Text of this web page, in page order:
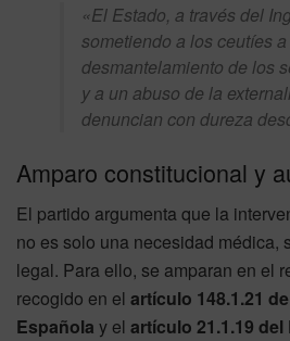
«El Estado, a través del
sometiendo a los ceutíes
desmantelamiento de los
y a un abuso de la
denuncian con dureza
Amparo constitucional y
El partido argumenta que la
no es solo una necesidad médica,
legal. Para ello, se amparan en el
recogido en el artículo 148.1.21
Española y el artículo 21.1.19